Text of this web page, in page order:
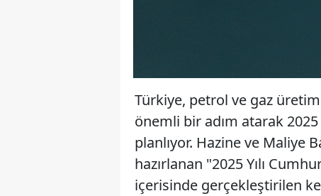
Türkiye, petrol ve gaz
önemli bir adım atarak
planlıyor. Hazine ve Maliye
hazırlanan "2025 Yılı
içerisinde gerçekleştirilen